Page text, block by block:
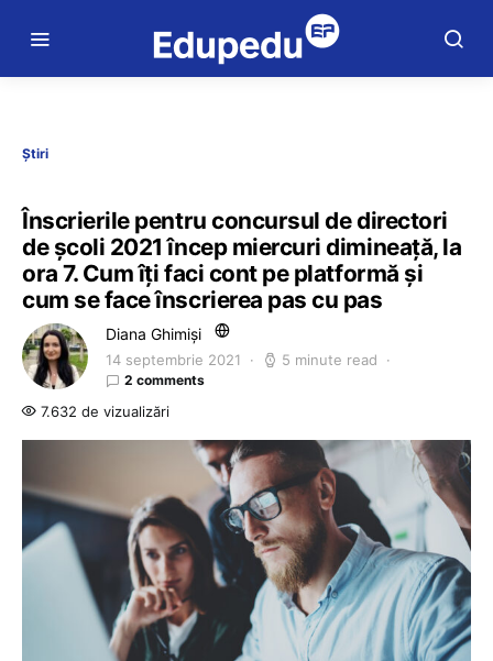
Știri
Înscrierile pentru concursul de directori
de școli 2021 încep miercuri dimineață, la
ora 7. Cum îți faci cont pe platformă și
cum se face înscrierea pas cu pas
Diana Ghimiși
14 septembrie 2021 5 minute read
2 comments
7.632 de vizualizări